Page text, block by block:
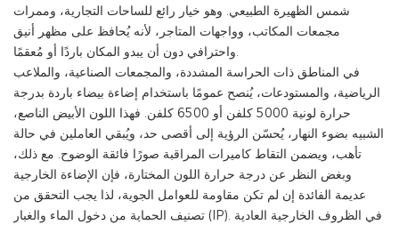
شمس الظهيرة الطبيعي. وهو خيار رائع للساحات التجارية، وممرات
مجمعات المكاتب، وواجهات المتاجر، لأنه يُحافظ على مظهر أنيق
واحترافي دون أن يبدو المكان باردًا أو مُعقمًا.
في المناطق ذات الحراسة المشددة، والمجمعات الصناعية، والملاعب
الرياضية، والمستودعات، يُنصح عمومًا باستخدام إضاءة بيضاء باردة بدرجة
حرارة لونية 5000 كلفن أو 6500 كلفن. فهذا اللون الأبيض الناصع،
الشبيه بضوء النهار، يُحسّن الرؤية إلى أقصى حد، ويُبقي العاملين في حالة
تأهب، ويضمن التقاط كاميرات المراقبة صورًا فائقة الوضوح. مع ذلك،
وبغض النظر عن درجة حرارة اللون المختارة، فإن الإضاءة الخارجية
عديمة الفائدة إن لم تكن مقاومة للعوامل الجوية، لذا يجب التحقق من
تصنيف الحماية من دخول الماء والغبار (IP). في الظروف الخارجية العادية